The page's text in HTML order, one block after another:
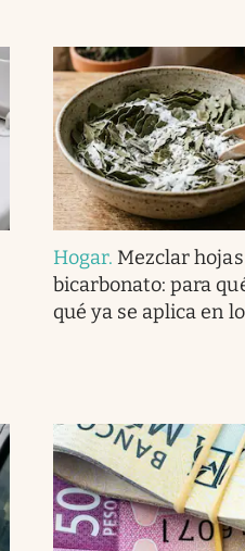
Hogar. Mezclar
bicarbonato: para
qué ya se aplica en